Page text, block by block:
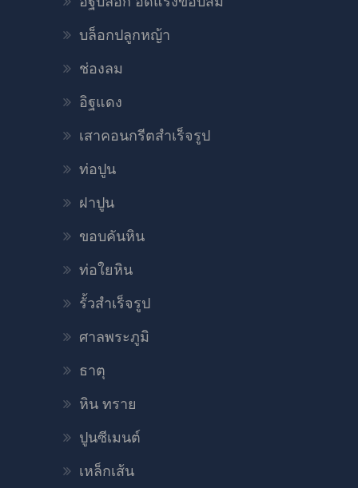
บล็อกปลูกหญ้า
ช่องลม
อิฐแดง
เสาคอนกรีตสำเร็จรูป
ท่อปูน
ฝาปูน
ขอบคันหิน
ท่อใยหิน
รั้วสำเร็จรูป
ศาลพระภูมิ
ธาตุ
หิน ทราย
ปูนซีเมนต์
เหล็กเส้น